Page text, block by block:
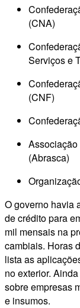
(CNA)
Serviços e
(CNF)
(Abrasca)
O governo havia
de crédito para
mil mensais na
cambiais. Horas
lista as
no exterior.
sobre empresas
e insumos.